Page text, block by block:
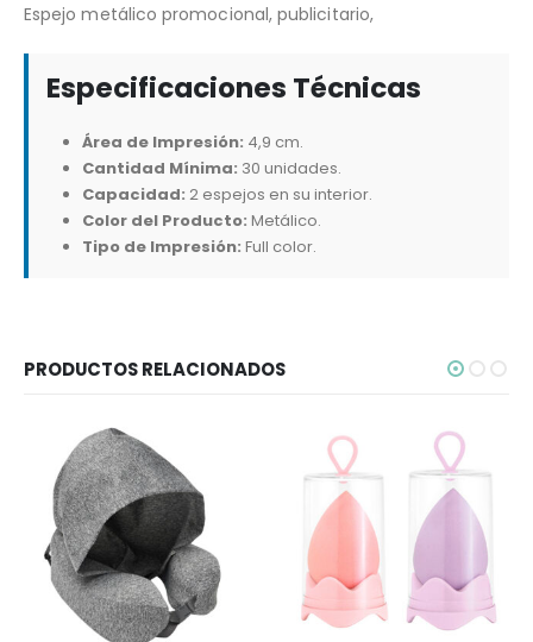
Espejo metálico promocional, publicitario,
Especificaciones Técnicas
Área de Impresión: 4,9 cm.
Cantidad Mínima: 30 unidades.
Capacidad: 2 espejos en su interior.
Color del Producto: Metálico.
Tipo de Impresión: Full color.
PRODUCTOS RELACIONADOS